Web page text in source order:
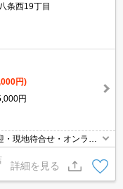
条西19丁目
円)
円
現地待合せ・オンライ
詳細を見る